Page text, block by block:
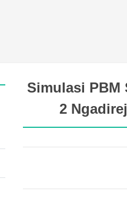
Simulasi PBM
2